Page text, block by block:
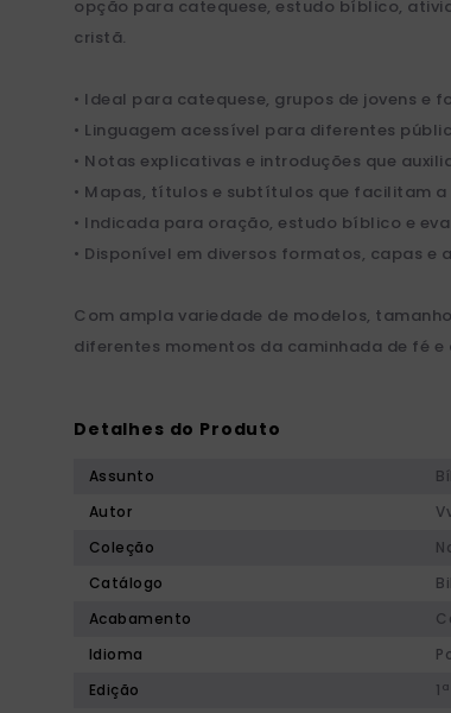
opção para catequese, estudo bíblico,
cristã.
• Ideal para catequese, grupos de jovens e
• Linguagem acessível para diferentes
• Notas explicativas e introduções que
• Mapas, títulos e subtítulos que facilitam a
• Indicada para oração, estudo bíblico e
• Disponível em diversos formatos, capas e
Com ampla variedade de modelos,
diferentes momentos da caminhada de fé
Detalhes do Produto
Assunto
Autor
Coleção
Catálogo
Acabamento
Idioma
Edição
1ª